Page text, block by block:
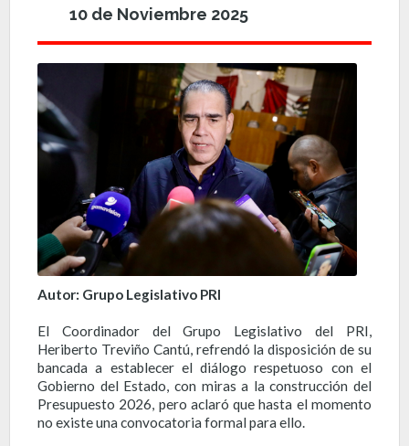
10 de Noviembre 2025
Autor: Grupo Legislativo PRI
El Coordinador del Grupo Legislativo del PRI,
Heriberto Treviño Cantú, refrendó la disposición de su
bancada a establecer el diálogo respetuoso con el
Gobierno del Estado, con miras a la construcción del
Presupuesto 2026, pero aclaró que hasta el momento
no existe una convocatoria formal para ello.